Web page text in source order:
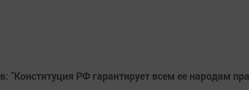
РФ гарантирует всем ее народам